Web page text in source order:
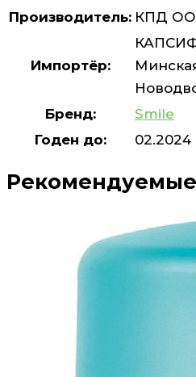
Производитель: КПД
Импортёр:
Бренд:
Smile
Годен до:
02.2024